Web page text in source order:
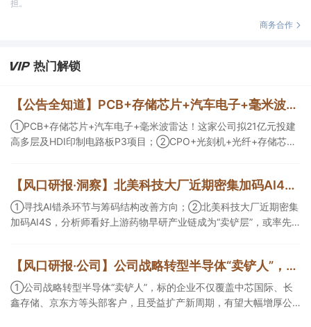
担。
商务合作
热门解锁
【公告全知道】PCB+存储芯片+汽车电子+毫米波雷达！公司拟21亿元投建高多层及HDI印制电路板P3项目
①PCB+存储芯片+汽车电子+毫米波雷达！这家公司拟21亿元投建
高多层及HDI印制电路板P3项目；②CPO+光刻机+光纤+存储芯
纯六氟化钨量产。
【风口研报·洞察】北美科技大厂近期密集加码AI4S，分析师看好上游药物早研产业链成为“卖铲层”，或率先受益于模型训练带来的需求井喷；寻找AI错杀环节与筹码结构改善方向
①寻找AI错杀环节与筹码结构改善方向；②北美科技大厂近期密集
加码AI4S，分析师看好上游药物早研产业链成为“卖铲层”，或率先
圣电气、思瑞浦获新财富分析师深度覆盖；④在个股机构关注度排
行中，健盛集团首次上榜，前五名依次为药明康德>百润股份>东鹏
饮料>华峰化学>健盛集团。
【风口研报·公司】公司战略转型半导体“卖铲人”，标的企业不仅覆盖中芯国际、长鑫存储、京东方等头部客户，且受益扩产新周期，有望大幅增厚公司营收和归母净利润；周策略：市场情绪有望逐渐回暖并重拾上行趋势
①公司战略转型半导体“卖铲人”，标的企业不仅覆盖中芯国际、长
鑫存储、京东方等头部客户，且受益扩产新周期，有望大幅增厚公